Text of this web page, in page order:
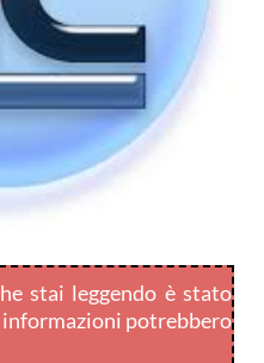
stai leggendo è stato
informazioni potrebbero